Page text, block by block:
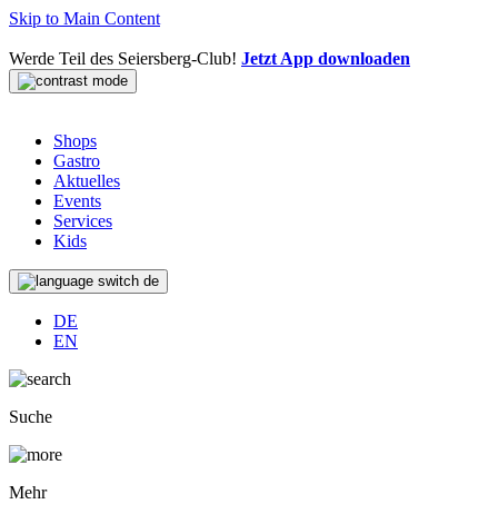
Skip to Main Content
Werde Teil des Seiersberg-Club! Jetzt App downloaden
Shops
Gastro
Aktuelles
Events
Services
Kids
de
DE
EN
Suche
Mehr